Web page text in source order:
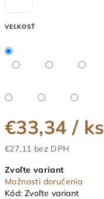
VEĽKOSŤ
€33,34 / ks
€27,11 bez DPH
cena:
Zvoľte variant
Možnosti doručenia
Kód: Zvoľte variant